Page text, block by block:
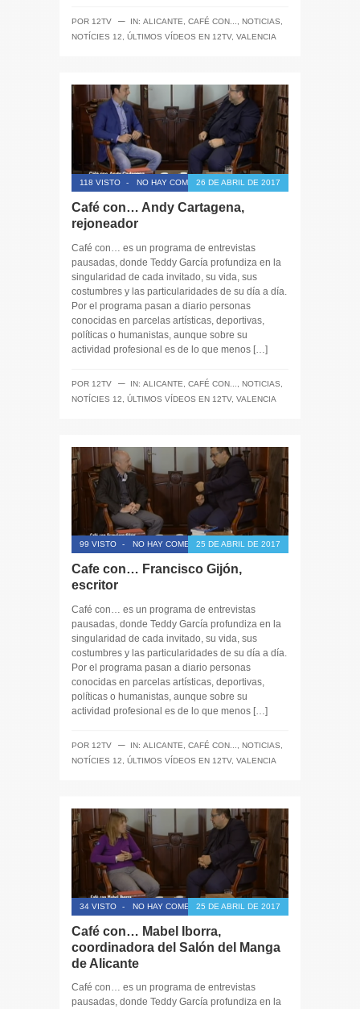
POR 12TV ─ IN: ALICANTE, CAFÉ CON..., NOTICIAS,
NOTÍCIES 12, ÚLTIMOS VÍDEOS EN 12TV, VALENCIA
118 VISTO - NO HAY COMENTARIOS26 DE ABRIL DE 2017
Café con… Andy Cartagena,
rejoneador
Café con… es un programa de entrevistas
pausadas, donde Teddy García profundiza en la
singularidad de cada invitado, su vida, sus
costumbres y las particularidades de su día a día.
Por el programa pasan a diario personas
conocidas en parcelas artísticas, deportivas,
políticas o humanistas, aunque sobre su
actividad profesional es de lo que menos […]
POR 12TV ─ IN: ALICANTE CAFÉ CON... NOTICIAS
NOTÍCIES 12
ÚLTIMOS VÍDEOS EN 12TV, VALENCIA
99 VISTO - NO HAY COMENTARIOS25 DE ABRIL DE 2017
Cafe con… Francisco Gijón,
escritor
Café con… es un programa de entrevistas
pausadas, donde Teddy García profundiza en la
singularidad de cada invitado, su vida, sus
costumbres y las particularidades de su día a día.
Por el programa pasan a diario personas
conocidas en parcelas artísticas, deportivas,
políticas o humanistas, aunque sobre su
actividad profesional es de lo que menos […]
POR 12TV ─ IN: ALICANTE CAFÉ CON... NOTICIAS
NOTÍCIES 12
ÚLTIMOS VÍDEOS EN 12TV, VALENCIA
34 VISTO - NO HAY COMENTARIOS25 DE ABRIL DE 2017
Café con… Mabel Iborra,
coordinadora del Salón del Manga
de Alicante
Café con… es un programa de entrevistas
pausadas, donde Teddy García profundiza en la